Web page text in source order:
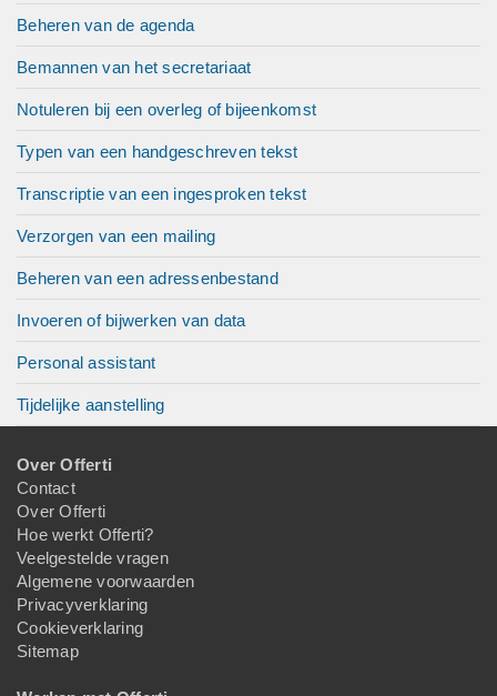
Beheren van de agenda
Bemannen van het secretariaat
Notuleren bij een overleg of bijeenkomst
Typen van een handgeschreven tekst
Transcriptie van een ingesproken tekst
Verzorgen van een mailing
Beheren van een adressenbestand
Invoeren of bijwerken van data
Personal assistant
Tijdelijke aanstelling
Over Offerti
Contact
Over Offerti
Hoe werkt Offerti?
Veelgestelde vragen
Algemene voorwaarden
Privacyverklaring
Cookieverklaring
Sitemap